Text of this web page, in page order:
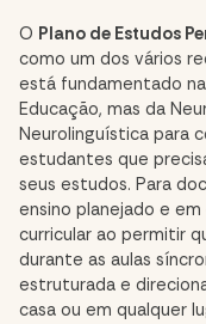
O Plano de Estudos
como um dos vários
está fundamentado
Educação, mas da
Neurolinguística para
estudantes que
seus estudos. Para
ensino planejado e
curricular ao permitir
durante as aulas
estruturada e
casa ou em qualquer